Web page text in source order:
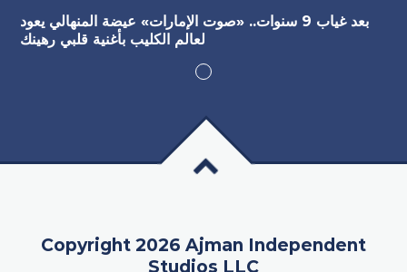
بعد غياب 9 سنوات.. «صوت الإمارات» عيضة المنهالي يعود
لعالم الكليب بأغنية قلبي رهينك
Copyright 2026 Ajman Independent
Studios LLC